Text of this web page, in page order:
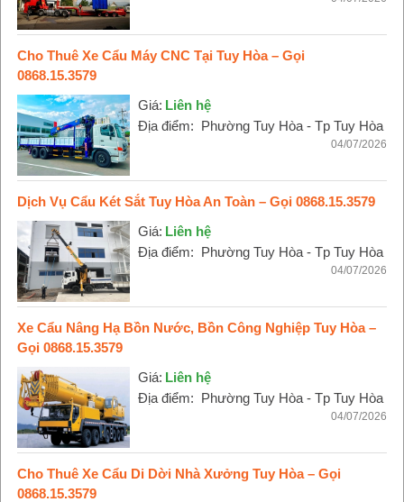
Cho Thuê Xe Cẩu Máy CNC Tại Tuy Hòa – Gọi
0868.15.3579
Giá: Liên hệ
Địa điểm: Phường Tuy Hòa - Tp Tuy Hòa
04/07/2026
Dịch Vụ Cẩu Két Sắt Tuy Hòa An Toàn – Gọi 0868.15.3579
Giá: Liên hệ
Địa điểm: Phường Tuy Hòa - Tp Tuy Hòa
04/07/2026
Xe Cẩu Nâng Hạ Bồn Nước, Bồn Công Nghiệp Tuy Hòa –
Gọi 0868.15.3579
Giá: Liên hệ
Địa điểm: Phường Tuy Hòa - Tp Tuy Hòa
04/07/2026
Cho Thuê Xe Cẩu Di Dời Nhà Xưởng Tuy Hòa – Gọi
0868.15.3579